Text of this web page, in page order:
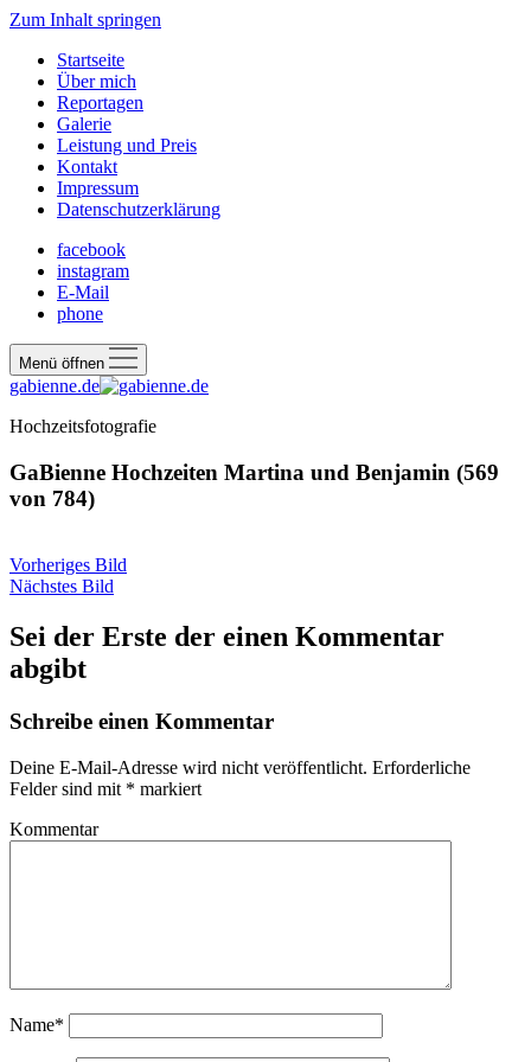
Zum Inhalt springen
Startseite
Über mich
Reportagen
Galerie
Leistung und Preis
Kontakt
Impressum
Datenschutzerklärung
facebook
instagram
E-Mail
phone
Menü öffnen
gabienne.de
Hochzeitsfotografie
GaBienne Hochzeiten Martina und Benjamin (569
von 784)
Vorheriges Bild
Nächstes Bild
Sei der Erste der einen Kommentar
abgibt
Schreibe einen Kommentar
Deine E-Mail-Adresse wird nicht veröffentlicht. Erforderliche
Felder sind mit * markiert
Kommentar
Name*